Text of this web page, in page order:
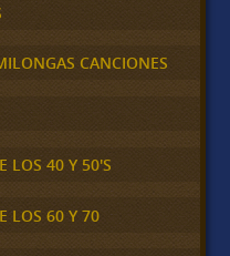
CANCIONES
LOS 40 Y 50'S
LOS 60 Y 70